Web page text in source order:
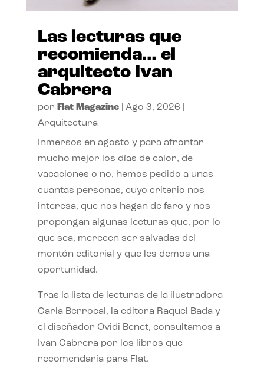
Las lecturas que
recomienda… el
arquitecto Ivan
Cabrera
por Flat Magazine| Ago 3, 2026
Arquitectura
Inmersos en agosto y para afrontar
mucho mejor los días de calor, de
vacaciones o no, hemos pedido a unas
cuantas personas, cuyo criterio nos
interesa, que nos hagan de faro y nos
propongan algunas lecturas que, por lo
que sea, merecen ser salvadas del
montón editorial y que les demos una
oportunidad.
Tras la lista de lecturas de la ilustradora
Carla Berrocal, la editora Raquel Bada y
el diseñador Ovidi Benet, consultamos a
Ivan Cabrera por los libros que
recomendaría para Flat.